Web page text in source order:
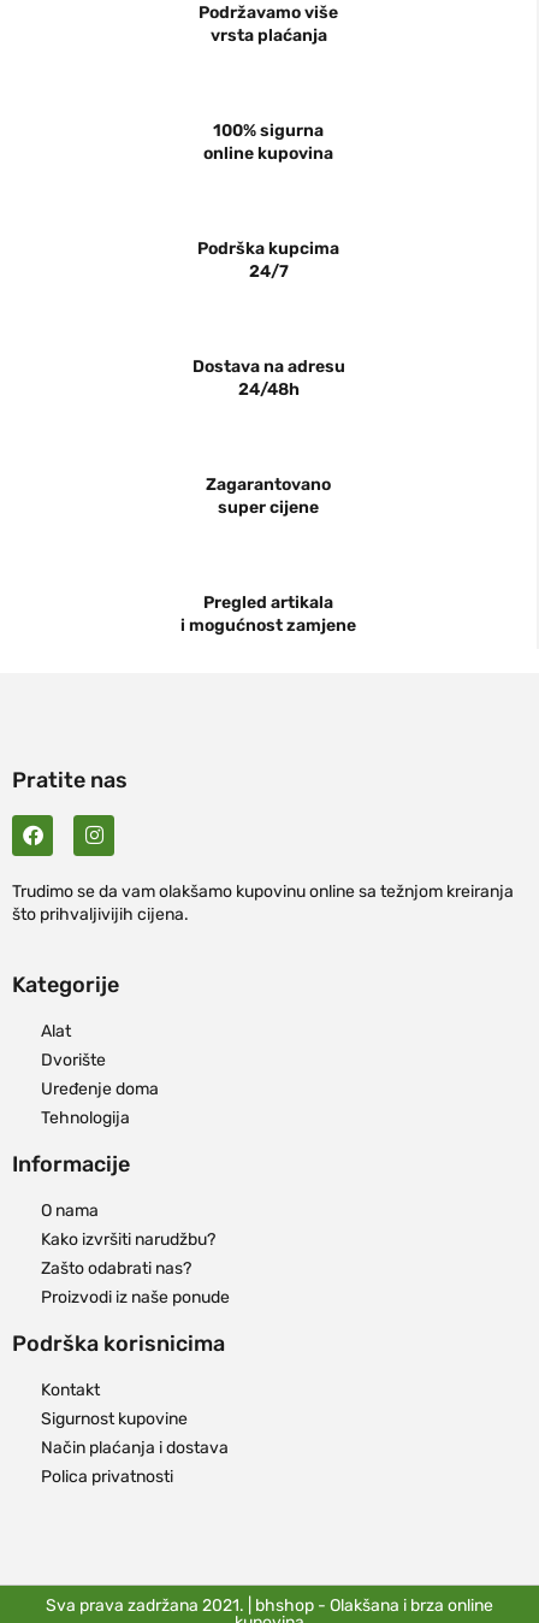
Podržavamo više
vrsta plaćanja
100% sigurna
online kupovina
Podrška kupcima
24/7
Dostava na adresu
24/48h
Zagarantovano
super cijene
Pregled artikala
i mogućnost zamjene
Pratite nas
Trudimo se da vam olakšamo kupovinu online sa težnjom kreiranja
što prihvaljivijih cijena.
Kategorije
Alat
Dvorište
Uređenje doma
Tehnologija
Informacije
O nama
Kako izvršiti narudžbu?
Zašto odabrati nas?
Proizvodi iz naše ponude
Podrška korisnicima
Kontakt
Sigurnost kupovine
Način plaćanja i dostava
Polica privatnosti
Sva prava zadržana 2021. | bhshop - Olakšana i brza online